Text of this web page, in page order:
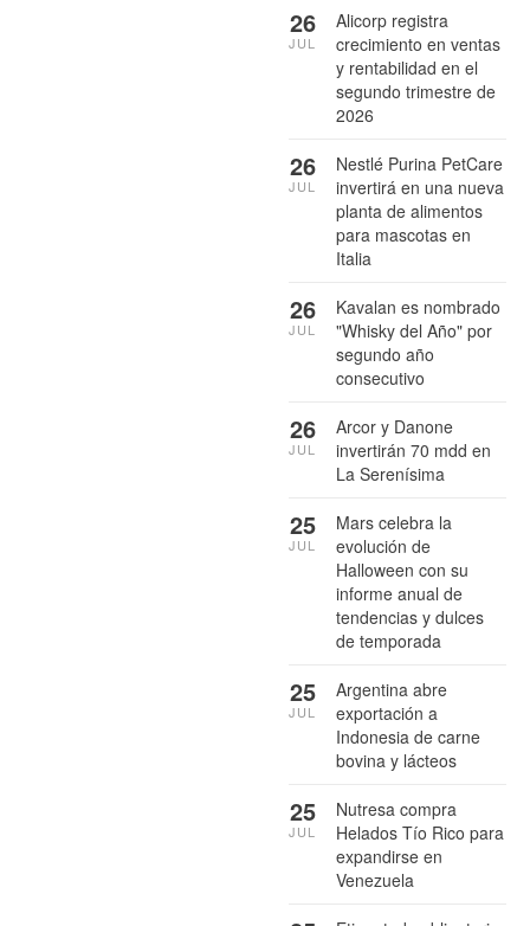
Alicorp registra
crecimiento en ventas
y rentabilidad en el
segundo trimestre de
2026
26
JUL
Nestlé Purina PetCare
invertirá en una nueva
planta de alimentos
para mascotas en
Italia
26
JUL
Kavalan es nombrado
"Whisky del Año" por
segundo año
consecutivo
26
JUL
Arcor y Danone
invertirán 70 mdd en
La Serenísima
26
JUL
Mars celebra la
evolución de
Halloween con su
informe anual de
tendencias y dulces
de temporada
25
JUL
Argentina abre
exportación a
Indonesia de carne
bovina y lácteos
25
JUL
Nutresa compra
Helados Tío Rico para
expandirse en
Venezuela
25
JUL